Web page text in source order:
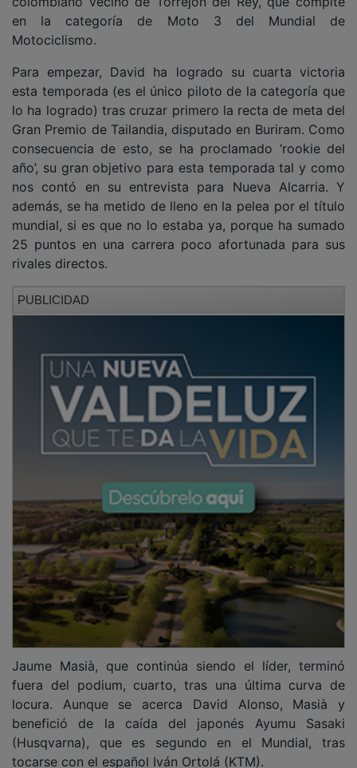
en la categoría de Moto 3 del Mundial de
Motociclismo.
esta temporada (es el único piloto de la categoría que
lo ha logrado) tras cruzar primero la recta de meta del
Gran Premio de Tailandia, disputado en Buriram. Como
consecuencia de esto, se ha proclamado ‘rookie del
año’, su gran objetivo para esta temporada tal y como
nos contó en su entrevista para Nueva Alcarria. Y
además, se ha metido de lleno en la pelea por el título
mundial, si es que no lo estaba ya, porque ha sumado
25 puntos en una carrera poco afortunada para sus
rivales directos.
fuera del podium, cuarto, tras una última curva de
locura. Aunque se acerca David Alonso, Masià y
benefició de la caída del japonés Ayumu Sasaki
(Husqvarna), que es segundo en el Mundial, tras
tocarse con el español Iván Ortolá (KTM).